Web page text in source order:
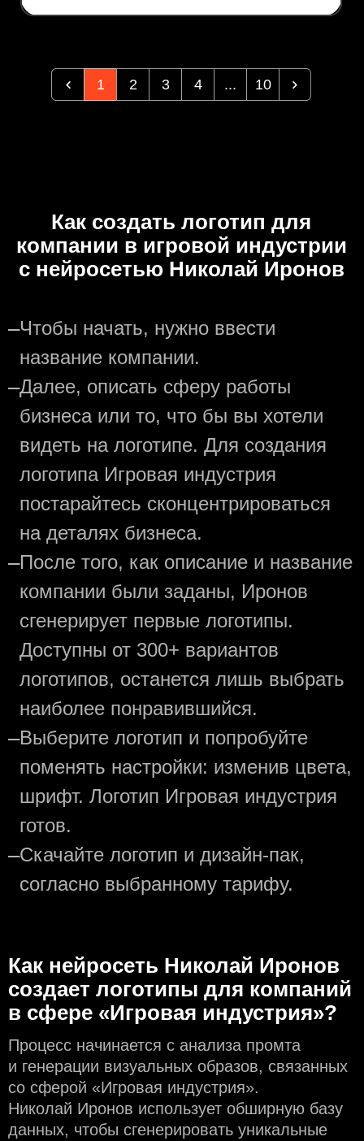
1 2 3 4 ... 10
Как создать логотип для
компании в игровой индустрии
с нейросетью Николай Иронов
—Чтобы начать, нужно ввести
название компании.
—Далее, описать сферу работы
бизнеса или то, что бы вы хотели
видеть на логотипе. Для создания
логотипа Игровая индустрия
постарайтесь сконцентрироваться
на деталях бизнеса.
—После того, как описание и название
компании были заданы, Иронов
сгенерирует первые логотипы.
Доступны от 300+ вариантов
логотипов, останется лишь выбрать
наиболее понравившийся.
—Выберите логотип и попробуйте
поменять настройки: изменив цвета,
шрифт. Логотип Игровая индустрия
готов.
—Скачайте логотип и дизайн-пак,
согласно выбранному тарифу.
Как нейросеть Николай Иронов
создаeт логотипы для компаний
в сфере «Игровая индустрия»?
Процесс начинается с анализа промта
и генерации визуальных образов, связанных
со сферой «Игровая индустрия».
Николай Иронов использует обширную базу
данных, чтобы сгенерировать уникальные